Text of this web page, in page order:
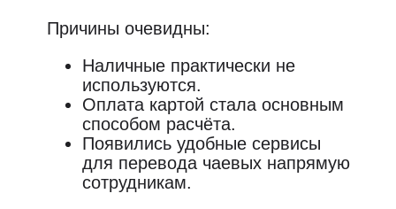
Причины очевидны:
Наличные практически не
используются.
Оплата картой стала основным
способом расчёта.
Появились удобные сервисы
для перевода чаевых напрямую
сотрудникам.